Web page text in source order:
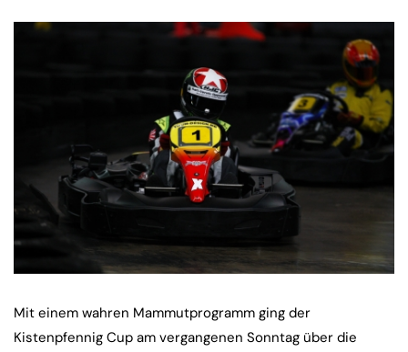
Mit einem wahren Mammutprogramm ging der
Kistenpfennig Cup am vergangenen Sonntag über die